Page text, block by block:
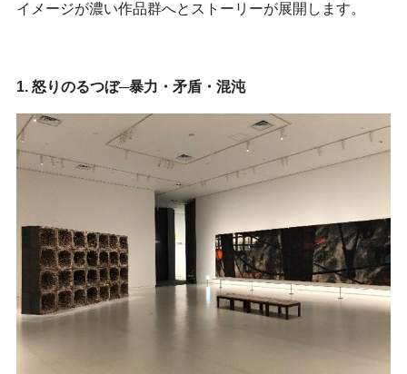
イメージが濃い作品群へとストーリーが展開します。
1. 怒りのるつぼ─暴力・矛盾・混沌